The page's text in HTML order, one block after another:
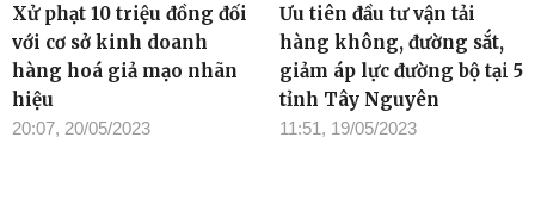
Xử phạt 10 triệu đồng đối
với cơ sở kinh doanh
hàng hoá giả mạo nhãn
hiệu
20:07, 20/05/2023
Ưu tiên đầu tư vận tải
hàng không, đường sắt,
giảm áp lực đường bộ tại 5
tỉnh Tây Nguyên
11:51, 19/05/2023